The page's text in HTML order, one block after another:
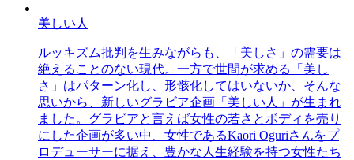
美しい人
ルッキズム批判を生みながらも、「美しさ」の需要は
絶えることのない現代。一方で世間が求める「美し
さ」はパターン化し、形骸化してはいないか、そんな
思いから、新しいグラビア企画「美しい人」が生まれ
ました。グラビアと言えば女性の若さとボディを売り
にした企画が多い中、女性であるKaori Oguriさんをプ
ロデューサーに据え、豊かな人生経験を持つ女性たち